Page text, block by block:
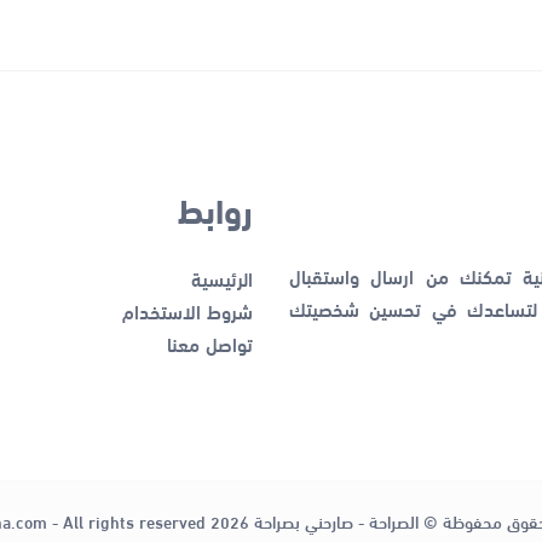
تمكنك من ارسال واستقبال
لتساعدك في تحسين شخصيتك
روابط
الرئيسية
شروط الاستخدام
تواصل معنا
محفوظة © الصراحة - صارحني بصراحة 2026 - All rights reserved